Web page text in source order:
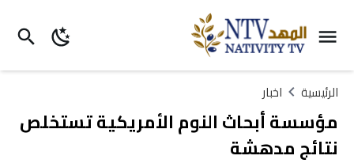
الرئيسية اخبار
مؤسسة أبحاث النوم الأمريكية تستخلص
نتائج مدهشة